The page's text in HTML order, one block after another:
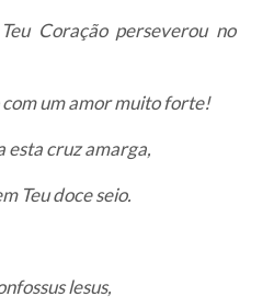
Coração perseverou no
com um amor muito forte!
esta cruz amarga,
Teu doce seio.
lesus,